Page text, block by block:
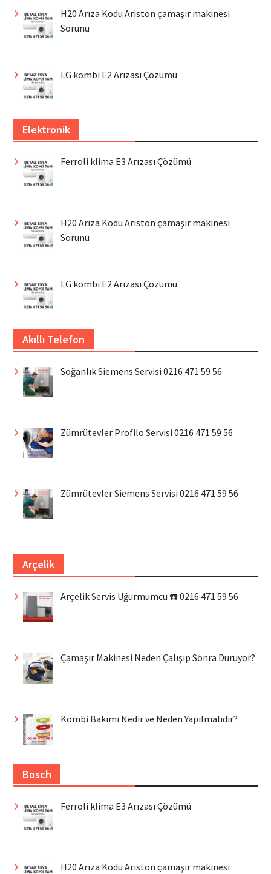
H20 Arıza Kodu Ariston çamaşır makinesi
Sorunu
LG kombi E2 Arızası Çözümü
Elektronik
Ferroli klima E3 Arızası Çözümü
H20 Arıza Kodu Ariston çamaşır makinesi
Sorunu
LG kombi E2 Arızası Çözümü
Akıllı Telefon
Soğanlık Siemens Servisi 0216 471 59 56
Zümrütevler Profilo Servisi 0216 471 59 56
Zümrütevler Siemens Servisi 0216 471 59 56
Arçelik
Arçelik Servis Uğurmumcu ☎️ 0216 471 59 56
Çamaşır Makinesi Neden Çalışıp Sonra Duruyor?
Kombi Bakımı Nedir ve Neden Yapılmalıdır?
Bosch
Ferroli klima E3 Arızası Çözümü
H20 Arıza Kodu Ariston çamaşır makinesi